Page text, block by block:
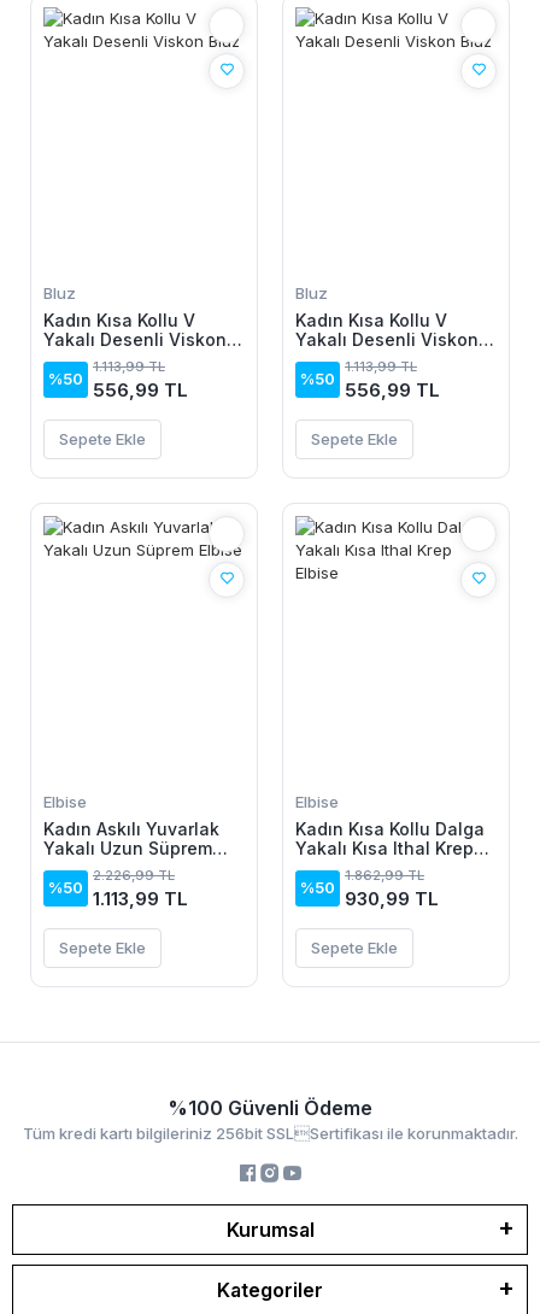
Bluz
Kadın Kısa Kollu V
Yakalı Desenli Viskon
Bluz
%50
1.113,99 TL
556,99 TL
Sepete Ekle
Bluz
Kadın Kısa Kollu V
Yakalı Desenli Viskon
Bluz
%50
1.113,99 TL
556,99 TL
Sepete Ekle
Elbise
Kadın Askılı Yuvarlak
Yakalı Uzun Süprem
Elbise
%50
2.226,99 TL
1.113,99 TL
Sepete Ekle
Elbise
Kadın Kısa Kollu Dalga
Yakalı Kısa Ithal Krep
Elbise
%50
1.862,99 TL
930,99 TL
Sepete Ekle
%100 Güvenli Ödeme
Tüm kredi kartı bilgileriniz 256bit SSLSertifikası ile korunmaktadır.
Kurumsal
Kategoriler